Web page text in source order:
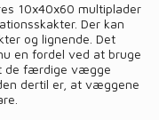
10x40x60 multiplader
Der kan
og lignende. Det
en fordel ved at bruge
de færdige vægge
dertil er, at væggene